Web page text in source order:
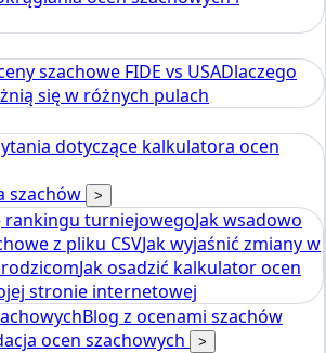
Elo
szachowe FIDE vs USADlaczego
się w różnych pulach
dotyczące kalkulatora ocen
szachów
>
rankingu turniejowegoJak wsadowo
z pliku CSVJak wyjaśnić zmiany w
Jak osadzić kalkulator ocen
stronie internetowej
Blog z ocenami szachów
ocen szachowych
>